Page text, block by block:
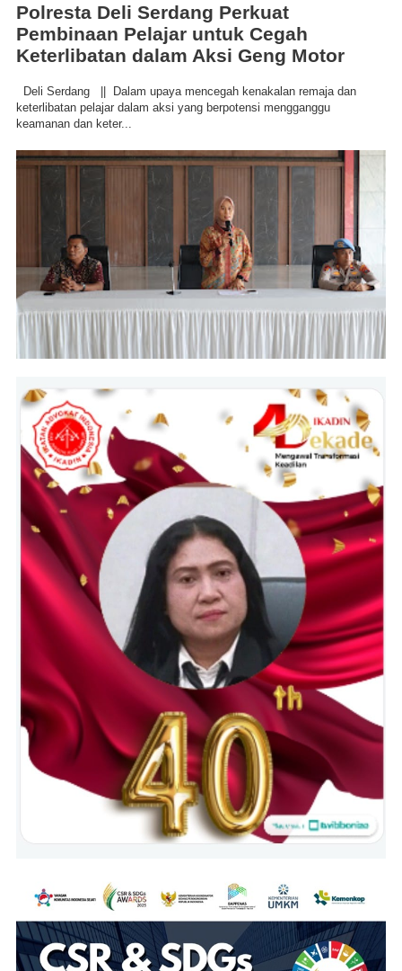
Polresta Deli Serdang Perkuat
Pembinaan Pelajar untuk Cegah
Keterlibatan dalam Aksi Geng Motor
Deli Serdang || Dalam upaya mencegah kenakalan remaja dan
keterlibatan pelajar dalam aksi yang berpotensi mengganggu
keamanan dan keter...